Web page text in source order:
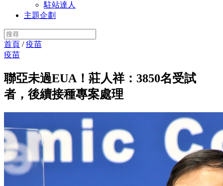
駐站達人
主題企劃
首頁 /疫苗
疫苗
聯亞未過EUA！莊人祥：3850名受試
者，後續接種專案處理